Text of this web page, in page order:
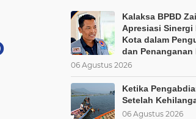
Kalaksa BPBD
Apresiasi Sinergi
Kota dalam
dan Penanganan
06 Agustus 2026
Ketika
Setelah
06 Agustus 2026